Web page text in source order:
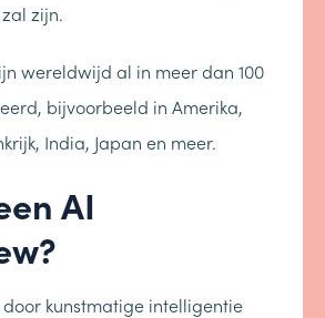
zijn.
wereldwijd al in meer dan 100
bijvoorbeeld in Amerika,
India, Japan en meer.
AI
door kunstmatige intelligentie